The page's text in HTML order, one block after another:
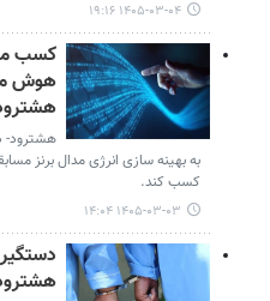
۱۴۰۵-۰۳-۰۴ ۱۹:۱۶
کسب
هوش
هشترود-
به بهینه سازی انرژی مدال برنز
کسب کند.
۱۴۰۵-۰۳-۰۳ ۱۴:۰۴